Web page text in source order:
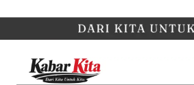
content